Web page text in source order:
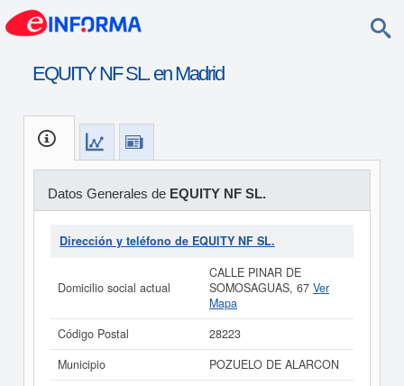
EQUITY NF SL. en Madrid
Datos Generales de EQUITY NF SL.
Dirección y teléfono de EQUITY NF SL.
Domicilio social actual
CALLE PINAR DE
SOMOSAGUAS, 67 Ver
Mapa
Código Postal
28223
Municipio
POZUELO DE ALARCON